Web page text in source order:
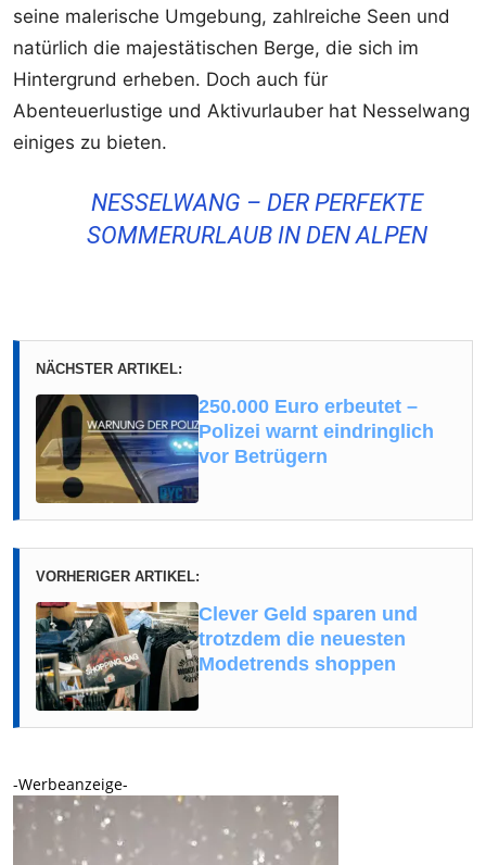
seine malerische Umgebung, zahlreiche Seen und
natürlich die majestätischen Berge, die sich im
Hintergrund erheben. Doch auch für
Abenteuerlustige und Aktivurlauber hat Nesselwang
einiges zu bieten.
NESSELWANG – DER PERFEKTE
SOMMERURLAUB IN DEN ALPEN
NÄCHSTER ARTIKEL:
250.000 Euro erbeutet –
Polizei warnt eindringlich
vor Betrügern
VORHERIGER ARTIKEL:
Clever Geld sparen und
trotzdem die neuesten
Modetrends shoppen
-Werbeanzeige-